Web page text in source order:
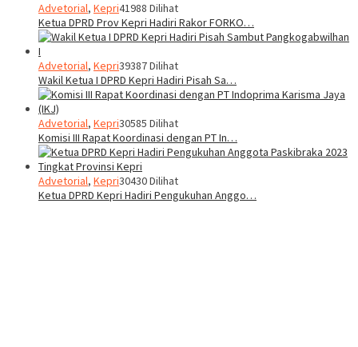
Advetorial, Kepri41988 Dilihat
Ketua DPRD Prov Kepri Hadiri Rakor FORKO…
Advetorial, Kepri39387 Dilihat
Wakil Ketua I DPRD Kepri Hadiri Pisah Sa…
Advetorial, Kepri30585 Dilihat
Komisi III Rapat Koordinasi dengan PT In…
Advetorial, Kepri30430 Dilihat
Ketua DPRD Kepri Hadiri Pengukuhan Anggo…